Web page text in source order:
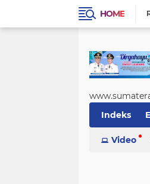
HOME
Indeks
Sosial dan
Video